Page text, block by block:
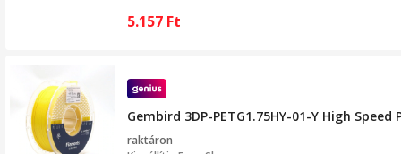
5.157 Ft
Gembird 3DP-PETG1.75HY-01-Y High
raktáron